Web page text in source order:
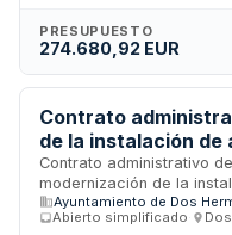
al Proyecto Técnico
procedimiento abierto
PRESUPUESTO
274.680,92 EUR
Contrato
de la instalación de
Ronda Adolfo
Hermanas
Contrato administrativo
modernización de la
ubicada en Ronda Adolfo
Ayuntamiento de Dos
Ayuntamiento de Dos
Abierto simplificado